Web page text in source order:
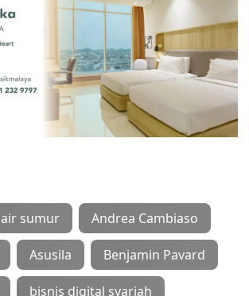
air sumur Andrea Cambiaso
Asusila Benjamin Pavard
bisnis digital syariah